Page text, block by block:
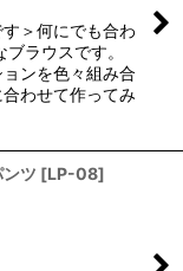
＞何にでも合わ
ラウスです。
ンを色々組み合
わせて作ってみ
ツ [LP-08]